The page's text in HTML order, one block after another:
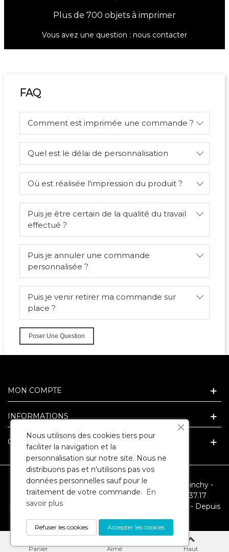
Plus de 700 objets à imprimer
Vous avez une question : nous contacter
FAQ
Comment est imprimée une commande ?
Quel est le délai de personnalisation
Où est réalisée l'impression du produit ?
Puis je être certain de la qualité du travail
effectué ?
Puis je annuler une commande
personnalisée ?
Puis je venir retirer ma commande sur
place ?
Poser Une Question
MON COMPTE
INFORMATIONS
GUIDE ET CONSEIL CADEAU
SARL ARLEQUIN - 3 Route Nationale - 62149 Cuinchy -
RCS ARRAS 394067946 - Téléphone : 09.86.35.37.17
Reproduction interdite - Capital social : 7500 euros - Depuis
1993 © 2026 CLIENT tous droits réservés
Panier Aimé Haut
Nous utilisons des cookies tiers pour
faciliter la navigation et la
personnalisation sur notre site. Nous ne
distribuons pas et n'utilisons pas vos
données personnelles sauf pour le
traitement de votre commande.
En
savoir plus
Accepter les cookies
Refuser les cookies